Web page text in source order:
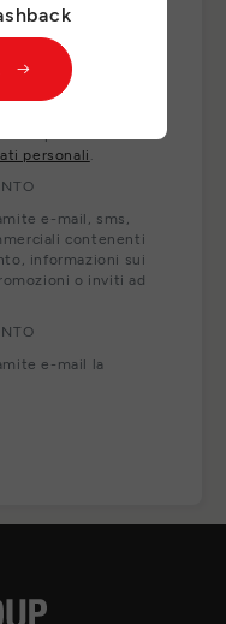
da MCZ GROUP
Per il riscontro delle
i Suoi dati personali
direttamente i
può consultare
personali
e-mail, sms,
contenenti
informazioni sui
o inviti ad
e-mail la